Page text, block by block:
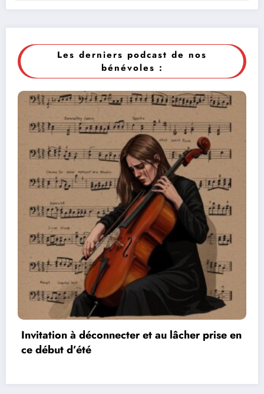
Les derniers podcast de nos
bénévoles :
prise en
Les réseaux de communication
vidéos